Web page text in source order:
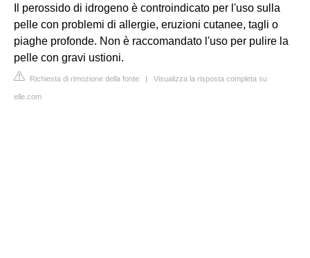
Il perossido di idrogeno è controindicato per l'uso sulla
pelle con problemi di allergie, eruzioni cutanee, tagli o
piaghe profonde. Non è raccomandato l'uso per pulire la
pelle con gravi ustioni.
Richiesta di rimozione della fonte | Visualizza la risposta completa su
elle.com